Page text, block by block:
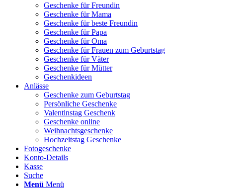
Geschenke für Freundin
Geschenke für Mama
Geschenke für beste Freundin
Geschenke für Papa
Geschenke für Oma
Geschenke für Frauen zum Geburtstag
Geschenke für Väter
Geschenke für Mütter
Geschenkideen
Anlässe
Geschenke zum Geburtstag
Persönliche Geschenke
Valentinstag Geschenk
Geschenke online
Weihnachtsgeschenke
Hochzeitstag Geschenke
Fotogeschenke
Konto-Details
Kasse
Suche
Menü Menü